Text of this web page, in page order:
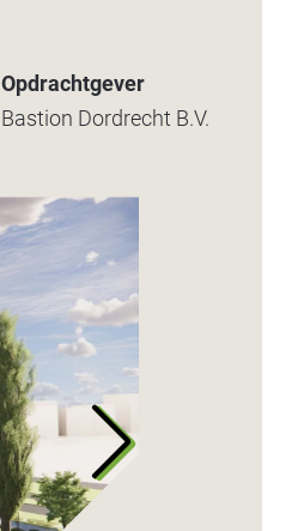
Opdrachtgever
Bastion Dordrecht B.V.